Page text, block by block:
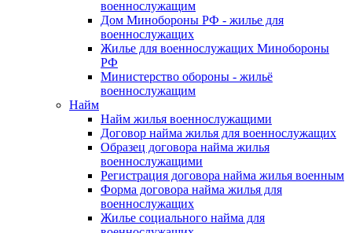
военнослужащим
Дом Минобороны РФ - жилье для
военнослужащих
Жилье для военнослужащих Минобороны
РФ
Министерство обороны - жильё
военнослужащим
Найм
Найм жилья военнослужащими
Договор найма жилья для военнослужащих
Образец договора найма жилья
военнослужащими
Регистрация договора найма жилья военным
Форма договора найма жилья для
военнослужащих
Жилье социального найма для